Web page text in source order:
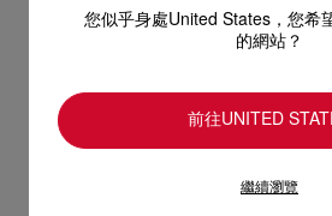
經典鉚釘元素。 So Privé絲絨豆沙內含
虹彩磚紅腮紅，搭配一塊濃郁的金磚高
9.8 g
以 DHL Express 運送 - 送貨時間：3至
部分地區可能需要額外送貨時間。
您似乎身處United States，您希
的網站？
前往UNITED
繼續瀏覽